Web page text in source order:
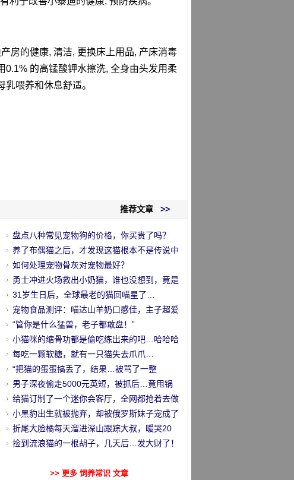
房的健康, 清洁, 更换床上用品, 产床消毒
的高锰酸钾水擦洗, 全身由头发用柔
喂养和休息舒适。
推荐文章 >>
盘点八种常见宠物狗的价格，你买贵了吗？
养了布偶猫之后，才发现这猫根本不是传说中
的那么回事
如何处理宠物骨灰对宠物最好？
勇士冲进火场救出小奶猫，谁也没想到，竟是
它…
31岁生日后，全球最老的猫回喵星了…
宠物食品测评：喵达山羊奶口感佳，主子超爱
喝！
“管你是什么猛兽，老子都敢盘！”
小猫咪的缩骨功都是偷吃练出来的吧…哈哈哈
每吃一颗软糖，就有一只猫失去爪爪…
“把猫的蛋蛋搞丢了，结果…被骂了一整
年！！”
男子深夜偷走5000元英短，被抓后…竟甩锅
给前女友！
给猫订制了一个迷你会客厅，全网都抢着去做
客！
小黑豹出生就被抛弃，却被俄罗斯妹子宠成了
铁憨憨！
折尾大脸橘每天溜进深山跟踪大叔，暖哭20
万网友…
捡到流浪猫的一根胡子，几天后…发大财了！
>> 更多 饲养常识 文章